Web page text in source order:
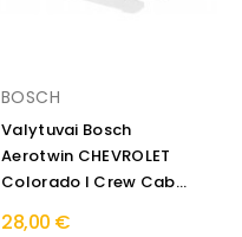
BOSCH
Valytuvai Bosch
Aerotwin CHEVROLET
Colorado I Crew Cab
28,00 €